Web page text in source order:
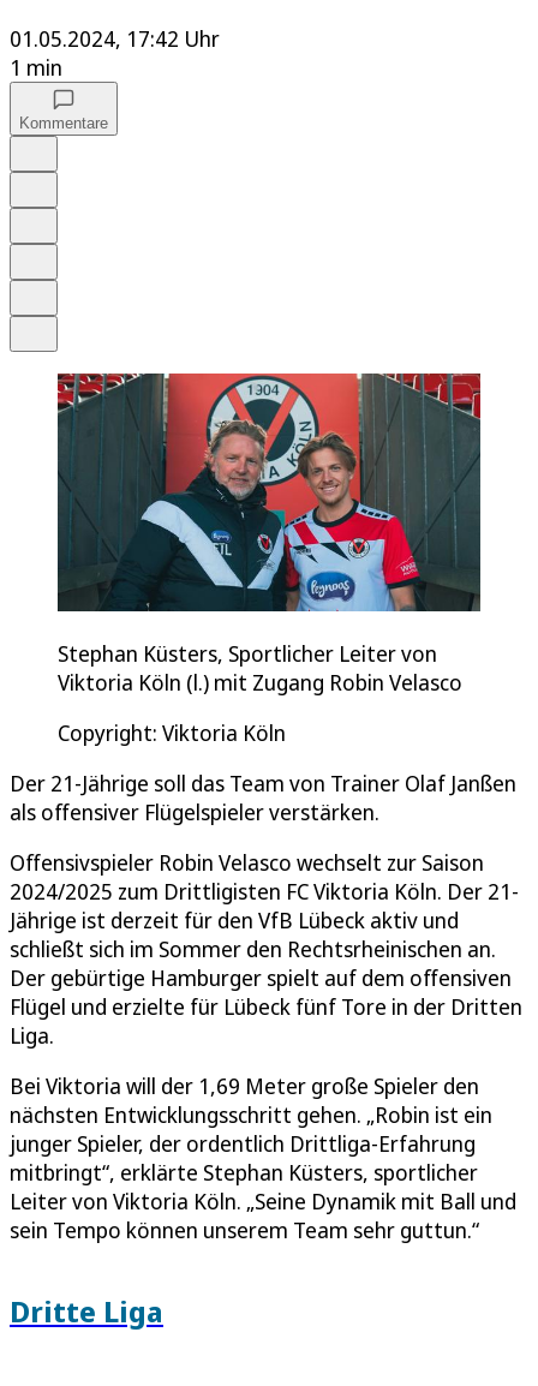
01.05.2024, 17:42 Uhr
1 min
Kommentare
Stephan Küsters, Sportlicher Leiter von
Viktoria Köln (l.) mit Zugang Robin Velasco
Copyright: Viktoria Köln
Der 21-Jährige soll das Team von Trainer Olaf Janßen
als offensiver Flügelspieler verstärken.
Offensivspieler Robin Velasco wechselt zur Saison
2024/2025 zum Drittligisten FC Viktoria Köln. Der 21-
Jährige ist derzeit für den VfB Lübeck aktiv und
schließt sich im Sommer den Rechtsrheinischen an.
Der gebürtige Hamburger spielt auf dem offensiven
Flügel und erzielte für Lübeck fünf Tore in der Dritten
Liga.
Bei Viktoria will der 1,69 Meter große Spieler den
nächsten Entwicklungsschritt gehen. „Robin ist ein
junger Spieler, der ordentlich Drittliga-Erfahrung
mitbringt“, erklärte Stephan Küsters, sportlicher
Leiter von Viktoria Köln. „Seine Dynamik mit Ball und
sein Tempo können unserem Team sehr guttun.“
Dritte Liga